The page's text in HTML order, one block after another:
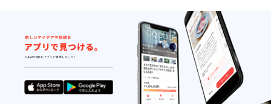
はお選
びいた
だけま
せん。
※木の生
育には
個体差
があり
ます。
予めご
サンク
スレ
ター ☆
支援
時、必
ず備考
欄に希
望され
る桜
ネーム
ネーム
プレー
ト この
桜とと
もに 成
長し続
ける ㈱
豊田ス
タジア
ム 芳名
上の対
応は出
来かね
ます。